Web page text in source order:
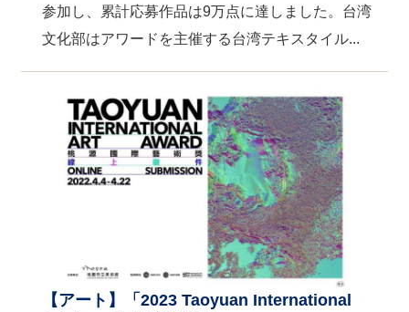
参加し、累計応募作品は9万点に達しました。台湾
文化部はアワードを主催する台湾テキスタイル...
【アート】「2023 Taoyuan International